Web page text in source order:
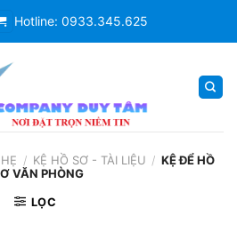
Hotline: 0933.345.625
/ KỆ HỒ SƠ - TÀI LIỆU / KỆ ĐỂ HỒ
VĂN PHÒNG
LỌC